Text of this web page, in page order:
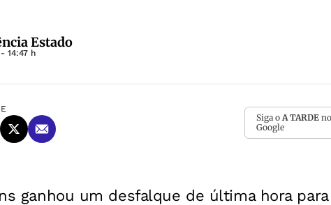
Estado
14:47 h
Siga o A TARDE no
Google
ganhou um desfalque de última hora